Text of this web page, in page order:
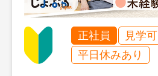
正社員 見学可
平日休みあり